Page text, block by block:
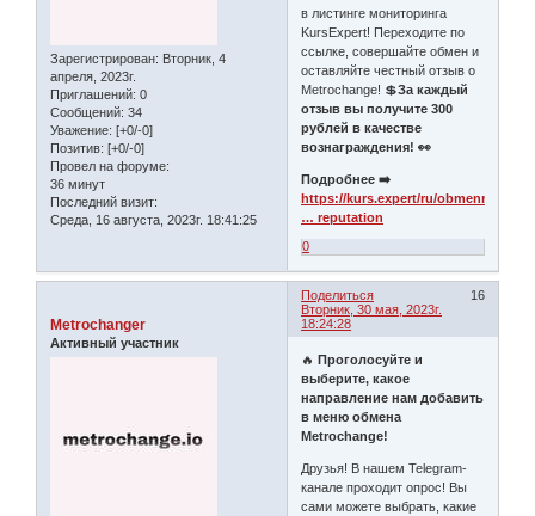
Зарегистрирован: Вторник, 4
апреля, 2023г.
Приглашений: 0
Сообщений: 34
Уважение: [+0/-0]
Позитив: [+0/-0]
Провел на форуме:
36 минут
Последний визит:
Среда, 16 августа, 2023г. 18:41:25
в листинге мониторинга
KursExpert! Переходите по
ссылке, совершайте обмен и
оставляйте честный отзыв о
Metrochange! 💲За каждый
отзыв вы получите 300
рублей в качестве
вознаграждения! 👀
Подробнее ➡️
https://kurs.expert/ru/obmennik/
… reputation
0
Поделиться
16
Вторник, 30 мая, 2023г.
18:24:28
Metrochanger
Активный участник
🔥Проголосуйте и
выберите, какое
направление нам добавить
в меню обмена
Metrochange!
Друзья! В нашем Telegram-
канале проходит опрос! Вы
сами можете выбрать, какие